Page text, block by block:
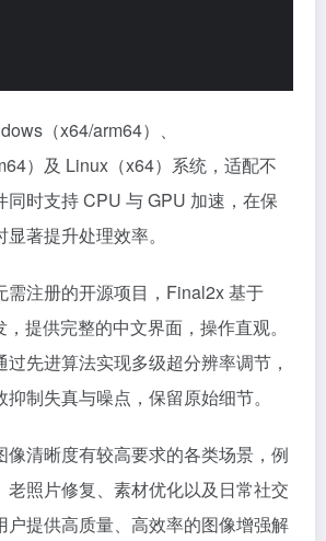
（x64/arm64）、
）及 Linux（x64）系统，适配不
同时支持 CPU 与 GPU 加速，在保
著提升处理效率。
需注册的开源项目，Final2x 基于
提供完整的中文界面，操作直观。
先进算法实现多级超分辨率调节，
制失真与噪点，保留原始细节。
像清晰度有较高要求的各类场景，例
老照片修复、素材优化以及日常社交
户提供高质量、高效率的图像增强解